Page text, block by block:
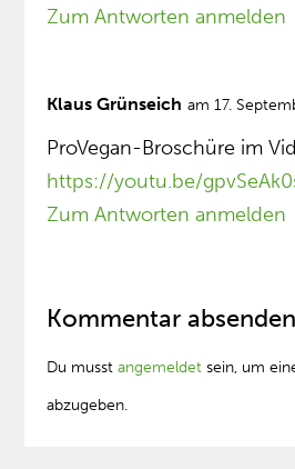
Zum Antworten anmelden
Klaus Grünseich am 17.
ProVegan-Broschüre im
https://youtu.be/
Zum Antworten anmelden
Kommentar absenden
Du musstangemeldet sein, um
abzugeben.